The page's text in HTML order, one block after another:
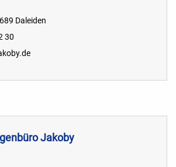
Daleiden
30
Jakoby